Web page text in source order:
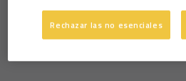
Rechazar las no esenciales